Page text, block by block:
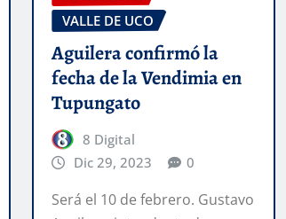
VALLE DE UCO
Aguilera confirmó la
fecha de la Vendimia en
Tupungato
8 Digital
Dic 29, 2023
0
Será el 10 de febrero. Gustavo